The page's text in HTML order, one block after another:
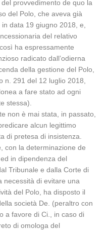
del provvedimento de quo la
del Polo, che aveva già
data 19 giugno 2018, e,
del relativo
ha espressamente
radicato dall’odierna
della gestione del Polo,
n. 291 del 12 luglio 2018,
a fare stato ad ogni
stessa).
non è mai stata, in passato,
alcun legittimo
di pretesa di insistenza.
con la determinazione de
in dipendenza del
Tribunale e dalla Corte di
necessità di evitare una
del Polo, ha disposto il
società De. (peraltro con
a favore di Ci., in caso di
di omologa del